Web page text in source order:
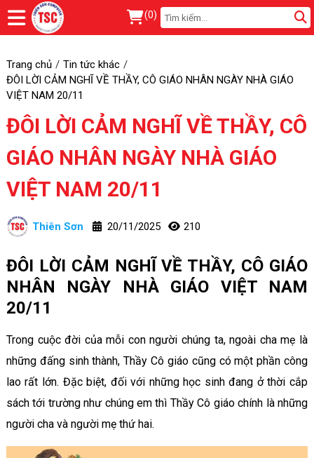
(0)
Trang chủ
Tin tức khác
ĐÔI LỜI CẢM NGHĨ VỀ THẦY, CÔ GIÁO NHÂN NGÀY NHÀ GIÁO
VIỆT NAM 20/11
ĐÔI LỜI CẢM NGHĨ VỀ THẦY, CÔ
GIÁO NHÂN NGÀY NHÀ GIÁO
VIỆT NAM 20/11
Thiên Sơn 20/11/2025 210
ĐÔI LỜI CẢM NGHĨ VỀ THẦY, CÔ GIÁO
NHÂN NGÀY NHÀ GIÁO VIỆT NAM
20/11
Trong cuộc đời của mỗi con người chúng ta, ngoài cha mẹ là
những đấng sinh thành, Thầy Cô giáo cũng có một phần công
lao rất lớn. Đặc biệt, đối với những học sinh đang ở thời cắp
sách tới trường như chúng em thì Thầy Cô giáo chính là những
người cha và người mẹ thứ hai.